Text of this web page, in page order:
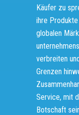
Käufer zu
ihre
globalen
verbreiten
Grenzen
Service, mit
Botschaft